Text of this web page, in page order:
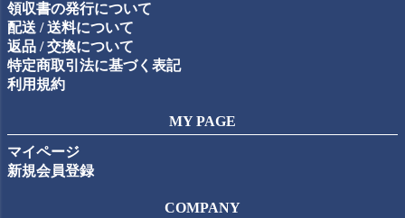
領収書の発行について
配送 / 送料について
返品 / 交換について
特定商取引法に基づく表記
利用規約
MY PAGE
マイページ
新規会員登録
COMPANY